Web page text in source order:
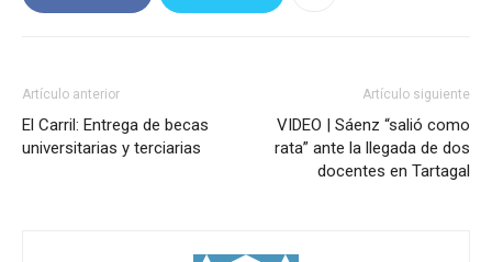
Artículo anterior
El Carril: Entrega de becas
universitarias y terciarias
Artículo siguiente
VIDEO | Sáenz “salió como
rata” ante la llegada de dos
docentes en Tartagal